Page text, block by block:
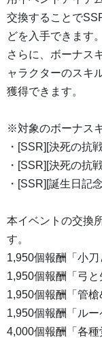
交換することで
どを入手できます。
さらに、ボーナス
ャラクターのスキ
獲得できます。
※対象のボーナス
・[SSR][決死の抗
・[SSR][決死の抗
・[SSR][誕生日記
本イベントの交換
す。
1,950個報酬「小刀
1,950個報酬「弓と
1,950個報酬「管槍
1,950個報酬「ルー
4,000個報酬「各種